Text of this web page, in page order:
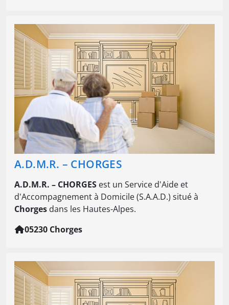
A.D.M.R. – CHORGES
A.D.M.R. – CHORGES est un Service d'Aide et
d'Accompagnement à Domicile (S.A.A.D.) situé à
Chorges dans les Hautes-Alpes.
05230 Chorges